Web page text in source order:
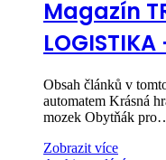
Magazín
Obsah článků v
automatem Krásná
mozek Obytňák
Zobrazit více